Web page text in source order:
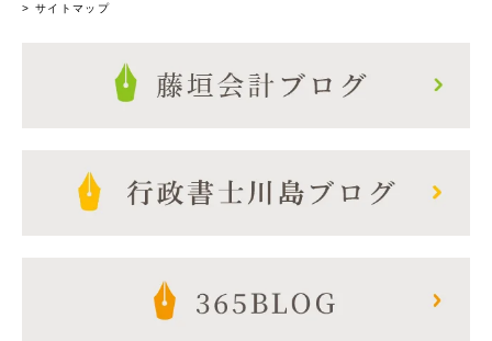
> サイトマップ